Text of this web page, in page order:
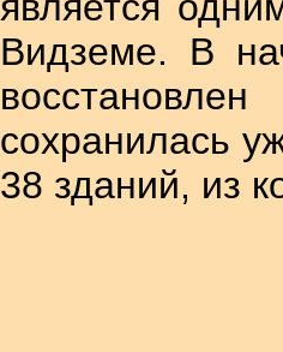
Видземе. В
сохранилась
38 зданий, из